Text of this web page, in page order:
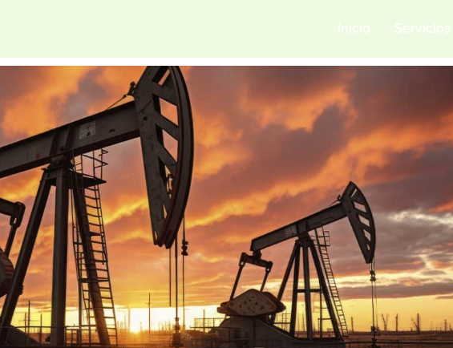
Inicio Servicios